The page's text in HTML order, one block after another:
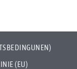
(EU)